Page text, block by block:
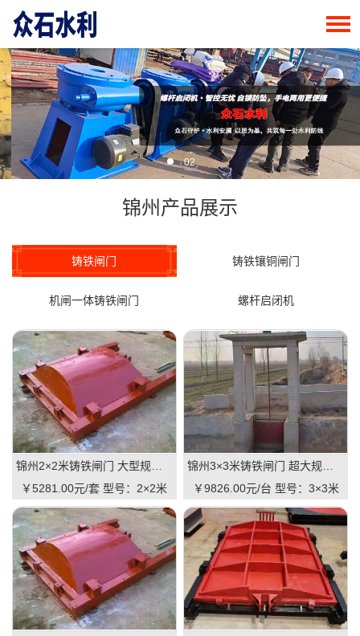
02
锦州产品展示
铸铁闸门 铸铁镶铜闸门
机闸一体铸铁闸门 螺杆启闭机
￥5281.00元/套 型号：2×2米
￥9826.00元/台 型号：3×3米